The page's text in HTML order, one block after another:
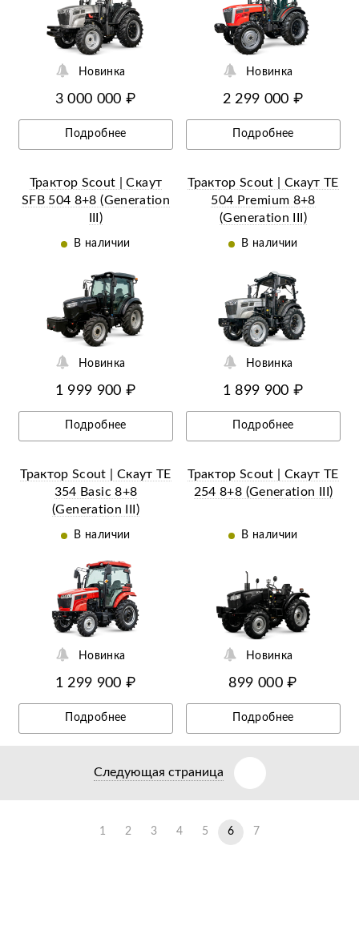
Новинка
3 000 000 ₽
Подробнее
Новинка
2 299 000 ₽
Подробнее
Трактор Scout | Скаут
SFB 504 8+8 (Generation
III)
В наличии
Новинка
1 999 900 ₽
Подробнее
Трактор Scout | Скаут TE
504 Premium 8+8
(Generation III)
В наличии
Новинка
1 899 900 ₽
Подробнее
Трактор Scout | Скаут TE
354 Basic 8+8
(Generation III)
В наличии
Новинка
1 299 900 ₽
Подробнее
Трактор Scout | Скаут TE
254 8+8 (Generation III)
В наличии
Новинка
899 000 ₽
Подробнее
Следующая страница
1 2 3 4 5 6 7